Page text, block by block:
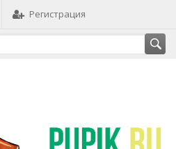
Регистрация